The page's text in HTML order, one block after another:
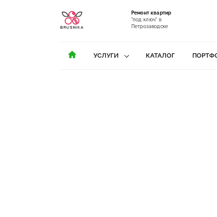
Ремонт квартир
"под ключ" в
Петрозаводске
УСЛУГИ КАТАЛОГ